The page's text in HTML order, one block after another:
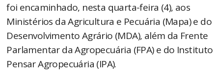
foi encaminhado, nesta quarta-feira (4), aos
Ministérios da Agricultura e Pecuária (Mapa) e do
Desenvolvimento Agrário (MDA), além da Frente
Parlamentar da Agropecuária (FPA) e do Instituto
Pensar Agropecuária (IPA).